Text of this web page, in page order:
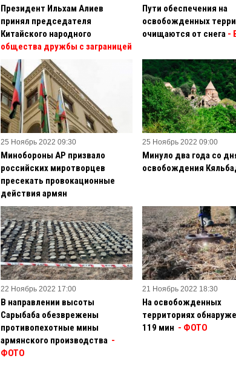
Президент Ильхам Алиев
принял председателя
Китайского народного
общества дружбы с заграницей
Пути обеспечения на
освобожденных
очищаются от снега -
25 Ноябрь 2022 09:30
Минобороны АР призвало
российских миротворцев
пресекать провокационные
действия армян
25 Ноябрь 2022 09:00
Минуло два года со
освобождения
22 Ноябрь 2022 17:00
В направлении высоты
Сарыбаба обезврежены
противопехотные мины
армянского производства -
ФОТО
21 Ноябрь 2022 18:30
На освобожденных
территориях
119 мин - ФОТО